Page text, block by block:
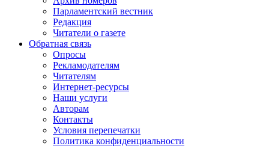
Парламентский вестник
Редакция
Читатели о газете
Обратная связь
Опросы
Рекламодателям
Читателям
Интернет-ресурсы
Наши услуги
Авторам
Контакты
Условия перепечатки
Политика конфиденциальности